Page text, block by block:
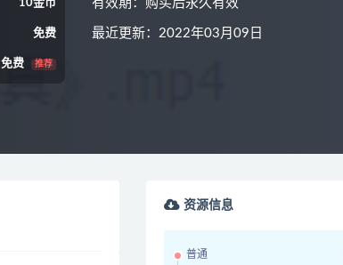
10金币
免费
免费 推荐
有效期：购买后永久有效
最近更新：2022年03月09日
资源信息
普通